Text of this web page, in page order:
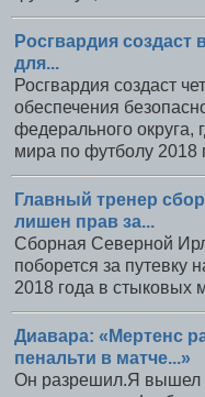
Росгвардия создаст
для...
Росгвардия создаст
обеспечения
федерального округа,
мира по футболу 2018
Главный тренер
лишен прав за...
Сборная Северной
поборется за путевку
2018 года в стыковых
Диавара: «Мертенс
пенальти в матче...»
Он разрешил.Я вышел